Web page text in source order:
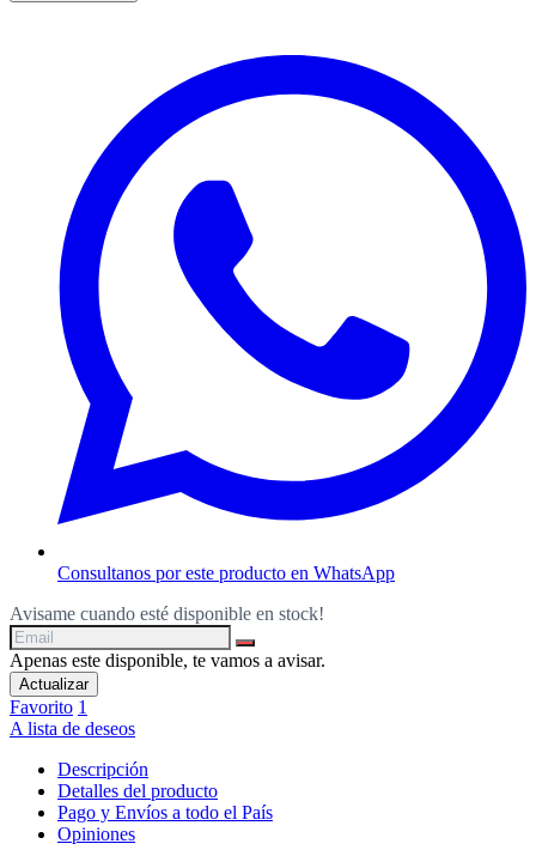
Consultanos por este producto en WhatsApp
Avisame cuando esté disponible en stock!
Apenas este disponible, te vamos a avisar.
Favorito 1
A lista de deseos
Descripción
Detalles del producto
Pago y Envíos a todo el País
Opiniones